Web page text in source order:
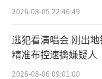
2026-08-05 22:46:49
逃犯看演唱会 刚出
精准布控速擒嫌疑人
2026-08-06 09:01:00